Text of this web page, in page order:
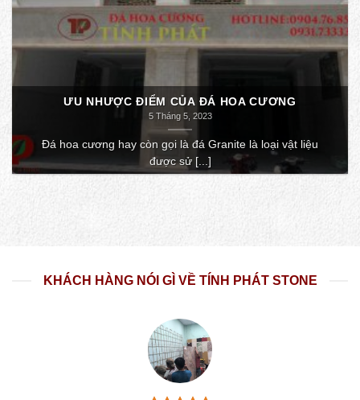
ƯU NHƯỢC ĐIỂM CỦA ĐÁ HOA CƯƠNG
5 Tháng 5, 2023
Đá hoa cương hay còn gọi là đá Granite là loại vật liệu
được sử [...]
KHÁCH HÀNG NÓI GÌ VỀ TÍNH PHÁT STONE